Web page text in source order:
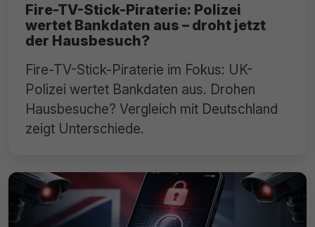
Fire-TV-Stick-Piraterie: Polizei
wertet Bankdaten aus – droht jetzt
der Hausbesuch?
Fire-TV-Stick-Piraterie im Fokus: UK-
Polizei wertet Bankdaten aus. Drohen
Hausbesuche? Vergleich mit Deutschland
zeigt Unterschiede.